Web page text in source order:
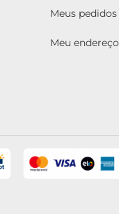
Meus pedidos
Meu endereço